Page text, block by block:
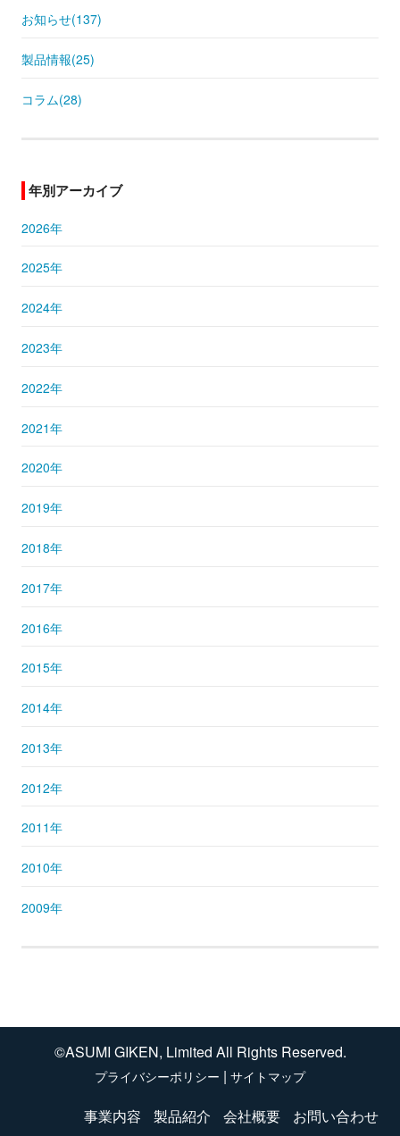
お知らせ(137)
製品情報(25)
コラム(28)
年別アーカイブ
2026年
2025年
2024年
2023年
2022年
2021年
2020年
2019年
2018年
2017年
2016年
2015年
2014年
2013年
2012年
2011年
2010年
2009年
©ASUMI GIKEN, Limited All Rights Reserved.
プライバシーポリシー | サイトマップ
事業内容 製品紹介 会社概要 お問い合わせ